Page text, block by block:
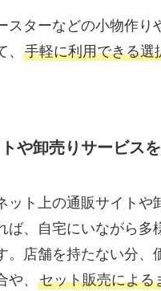
スターなどの小物作り
、手軽に利用できる選
や卸売りサービス
ット上の通販サイトや
ば、自宅にいながら多
。店舗を持たない分、
や、セット販売による